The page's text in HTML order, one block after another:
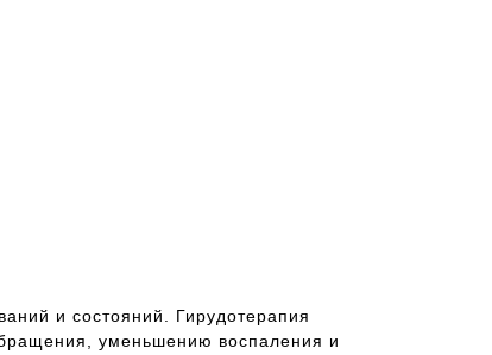
и состояний. Гирудотерапия
уменьшению воспаления и